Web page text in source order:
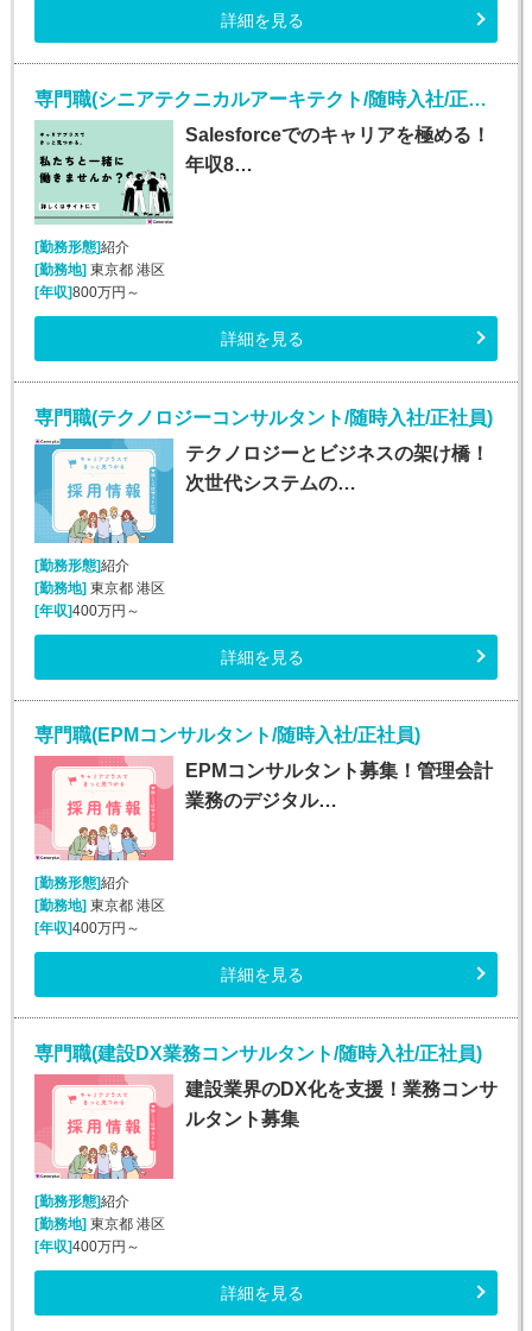
詳細を見る
専門職(シニアテクニカルアーキテクト/随時入社/正社員)
Salesforceでのキャリアを極める！
年収8…
[勤務形態]紹介
[勤務地] 東京都 港区
[年収]800万円～
詳細を見る
専門職(テクノロジーコンサルタント/随時入社/正社員)
テクノロジーとビジネスの架け橋！
次世代システムの…
[勤務形態]紹介
[勤務地]東京都 港区
[年収]400万円～
詳細を見る
専門職(EPMコンサルタント/随時入社/正社員)
EPMコンサルタント募集！管理会計
業務のデジタル…
[勤務形態]紹介
[勤務地] 東京都 港区
[年収]400万円～
詳細を見る
専門職(建設DX業務コンサルタント/随時入社/正社員)
建設業界のDX化を支援！業務コンサ
ルタント募集
[勤務形態]紹介
[勤務地] 東京都 港区
[年収]400万円～
詳細を見る